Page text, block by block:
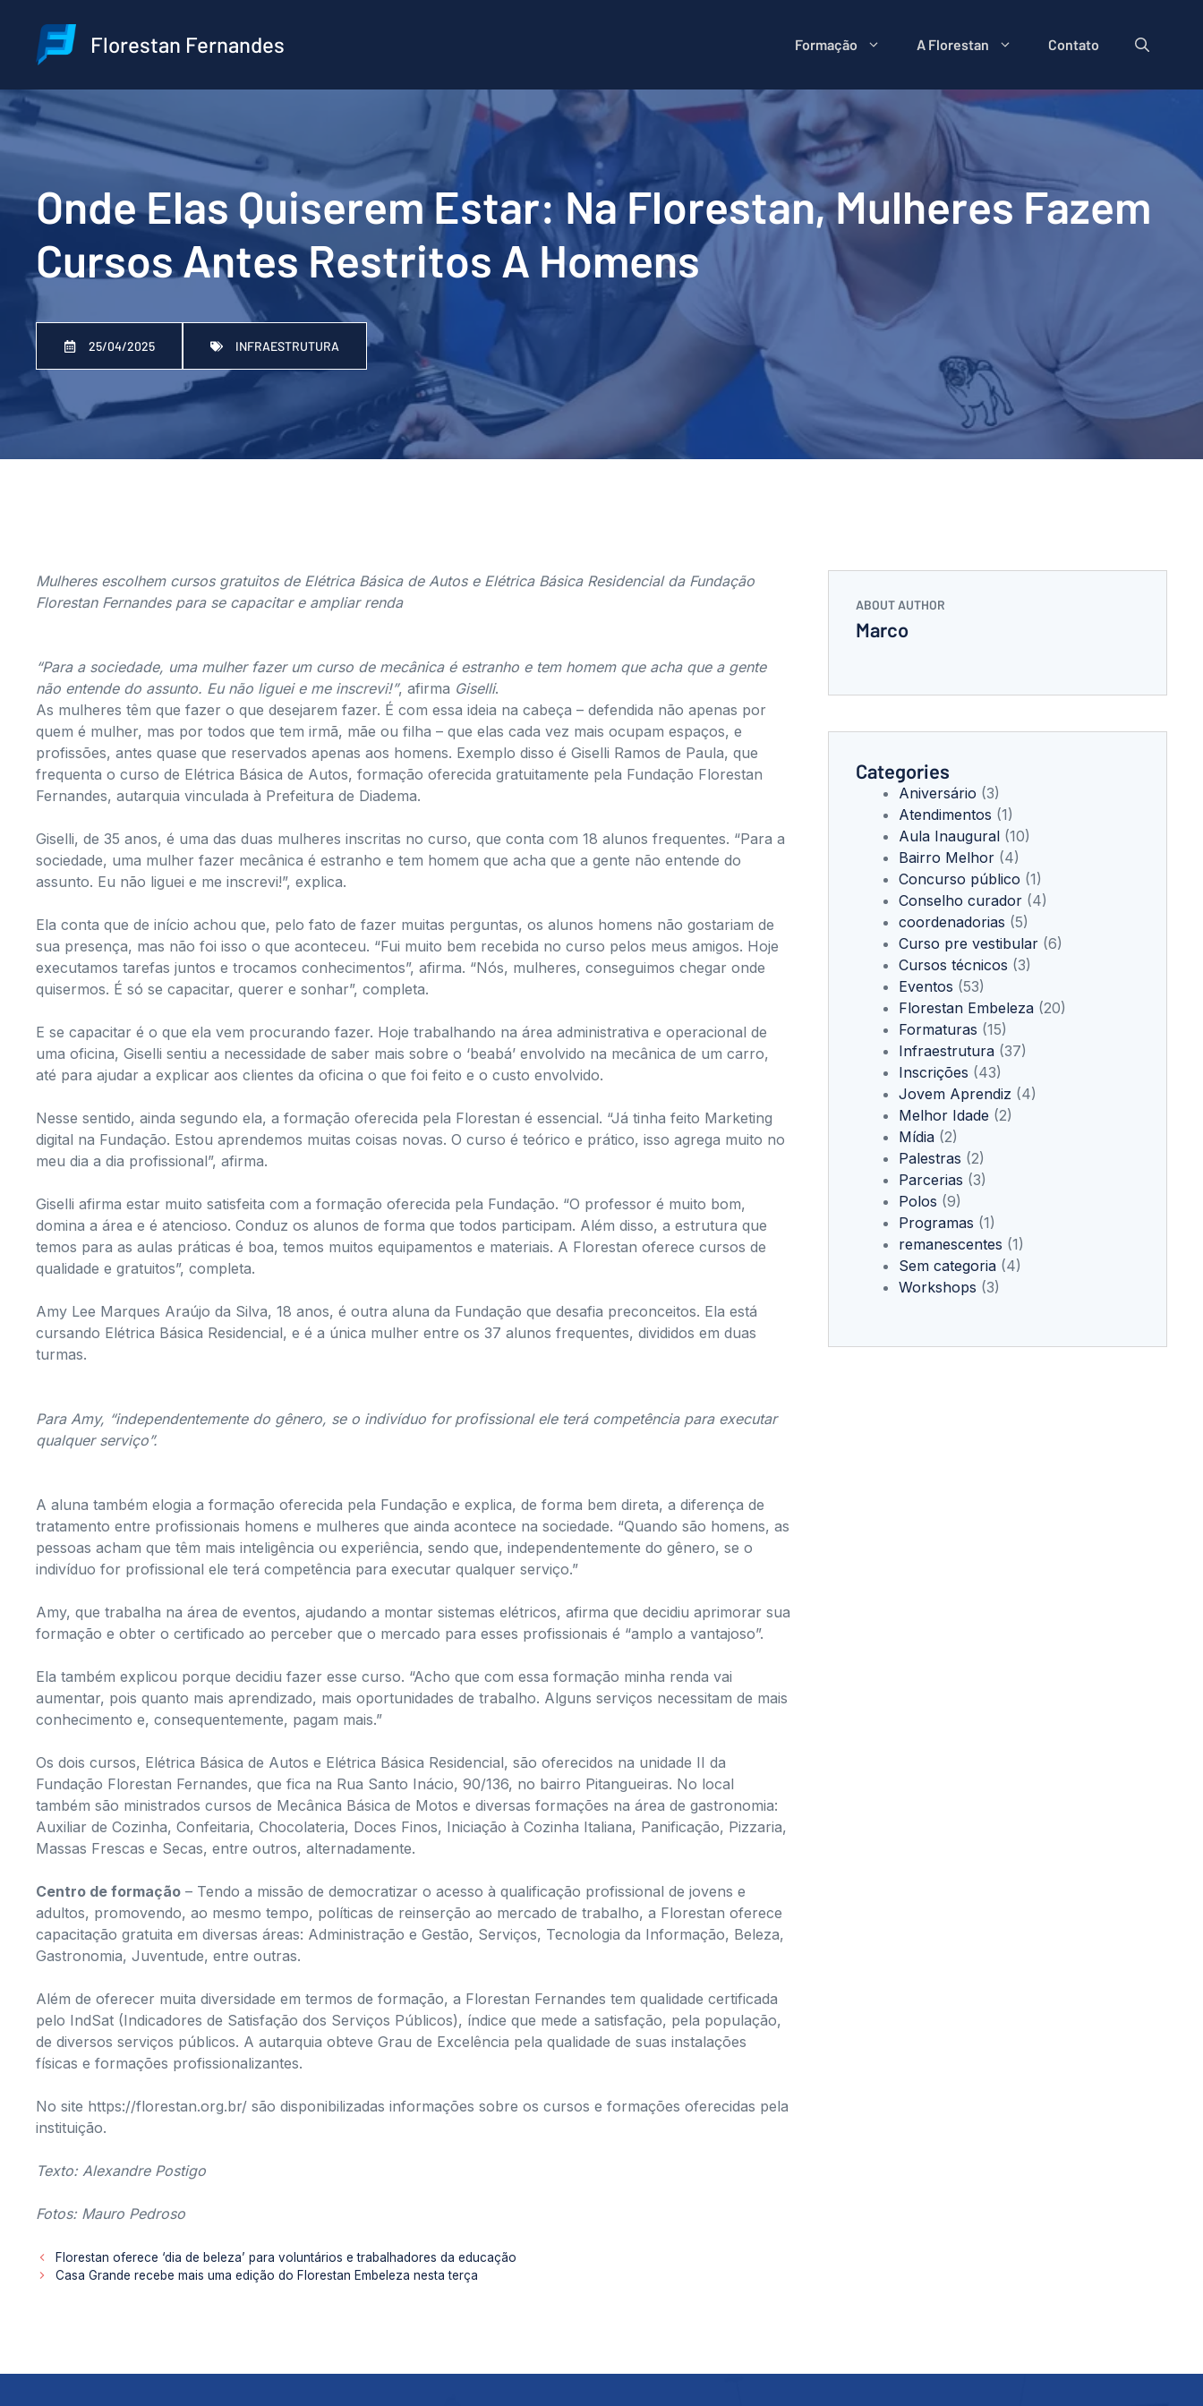
Florestan Fernandes Formação A Florestan Contato
Onde Elas Quiserem Estar: Na Florestan, Mulheres Fazem
Cursos Antes Restritos A Homens
25/04/2025 INFRAESTRUTURA
Mulheres escolhem cursos gratuitos de Elétrica Básica de Autos e Elétrica Básica Residencial da Fundação
Florestan Fernandes para se capacitar e ampliar renda
“Para a sociedade, uma mulher fazer um curso de mecânica é estranho e tem homem que acha que a gente
não entende do assunto. Eu não liguei e me inscrevi!”, afirma Giselli.
As mulheres têm que fazer o que desejarem fazer. É com essa ideia na cabeça – defendida não apenas por
quem é mulher, mas por todos que tem irmã, mãe ou filha – que elas cada vez mais ocupam espaços, e
profissões, antes quase que reservados apenas aos homens. Exemplo disso é Giselli Ramos de Paula, que
frequenta o curso de Elétrica Básica de Autos, formação oferecida gratuitamente pela Fundação Florestan
Fernandes, autarquia vinculada à Prefeitura de Diadema.
Giselli, de 35 anos, é uma das duas mulheres inscritas no curso, que conta com 18 alunos frequentes. “Para a
sociedade, uma mulher fazer mecânica é estranho e tem homem que acha que a gente não entende do
assunto. Eu não liguei e me inscrevi!”, explica.
Ela conta que de início achou que, pelo fato de fazer muitas perguntas, os alunos homens não gostariam de
sua presença, mas não foi isso o que aconteceu. “Fui muito bem recebida no curso pelos meus amigos. Hoje
executamos tarefas juntos e trocamos conhecimentos”, afirma. “Nós, mulheres, conseguimos chegar onde
quisermos. É só se capacitar, querer e sonhar”, completa.
E se capacitar é o que ela vem procurando fazer. Hoje trabalhando na área administrativa e operacional de
uma oficina, Giselli sentiu a necessidade de saber mais sobre o ‘beabá’ envolvido na mecânica de um carro,
até para ajudar a explicar aos clientes da oficina o que foi feito e o custo envolvido.
Nesse sentido, ainda segundo ela, a formação oferecida pela Florestan é essencial. “Já tinha feito Marketing
digital na Fundação. Estou aprendemos muitas coisas novas. O curso é teórico e prático, isso agrega muito no
meu dia a dia profissional”, afirma.
Giselli afirma estar muito satisfeita com a formação oferecida pela Fundação. “O professor é muito bom,
domina a área e é atencioso. Conduz os alunos de forma que todos participam. Além disso, a estrutura que
temos para as aulas práticas é boa, temos muitos equipamentos e materiais. A Florestan oferece cursos de
qualidade e gratuitos”, completa.
Amy Lee Marques Araújo da Silva, 18 anos, é outra aluna da Fundação que desafia preconceitos. Ela está
cursando Elétrica Básica Residencial, e é a única mulher entre os 37 alunos frequentes, divididos em duas
turmas.
Para Amy, “independentemente do gênero, se o indivíduo for profissional ele terá competência para executar
qualquer serviço”.
A aluna também elogia a formação oferecida pela Fundação e explica, de forma bem direta, a diferença de
tratamento entre profissionais homens e mulheres que ainda acontece na sociedade. “Quando são homens, as
pessoas acham que têm mais inteligência ou experiência, sendo que, independentemente do gênero, se o
indivíduo for profissional ele terá competência para executar qualquer serviço.”
Amy, que trabalha na área de eventos, ajudando a montar sistemas elétricos, afirma que decidiu aprimorar sua
formação e obter o certificado ao perceber que o mercado para esses profissionais é “amplo a vantajoso”.
Ela também explicou porque decidiu fazer esse curso. “Acho que com essa formação minha renda vai
aumentar, pois quanto mais aprendizado, mais oportunidades de trabalho. Alguns serviços necessitam de mais
conhecimento e, consequentemente, pagam mais.”
Os dois cursos, Elétrica Básica de Autos e Elétrica Básica Residencial, são oferecidos na unidade II da
Fundação Florestan Fernandes, que fica na Rua Santo Inácio, 90/136, no bairro Pitangueiras. No local
também são ministrados cursos de Mecânica Básica de Motos e diversas formações na área de gastronomia:
Auxiliar de Cozinha, Confeitaria, Chocolateria, Doces Finos, Iniciação à Cozinha Italiana, Panificação, Pizzaria,
Massas Frescas e Secas, entre outros, alternadamente.
Centro de formação – Tendo a missão de democratizar o acesso à qualificação profissional de jovens e
adultos, promovendo, ao mesmo tempo, políticas de reinserção ao mercado de trabalho, a Florestan oferece
capacitação gratuita em diversas áreas: Administração e Gestão, Serviços, Tecnologia da Informação, Beleza,
Gastronomia, Juventude, entre outras.
Além de oferecer muita diversidade em termos de formação, a Florestan Fernandes tem qualidade certificada
pelo IndSat (Indicadores de Satisfação dos Serviços Públicos), índice que mede a satisfação, pela população,
de diversos serviços públicos. A autarquia obteve Grau de Excelência pela qualidade de suas instalações
físicas e formações profissionalizantes.
No site https://florestan.org.br/ são disponibilizadas informações sobre os cursos e formações oferecidas pela
instituição.
Texto: Alexandre Postigo
Fotos: Mauro Pedroso
Florestan oferece ‘dia de beleza’ para voluntários e trabalhadores da educação
Casa Grande recebe mais uma edição do Florestan Embeleza nesta terça
ABOUT AUTHOR
Marco
Categories
Aniversário (3)
Atendimentos (1)
Aula Inaugural(10)
Bairro Melhor(4)
Concurso público (1)
Conselho curador(4)
coordenadorias (5)
Curso pre vestibular(6)
Cursos técnicos (3)
Eventos (53)
Florestan Embeleza(20)
Formaturas (15)
Infraestrutura(37)
Inscrições (43)
Jovem Aprendiz (4)
Melhor Idade (2)
Mídia(2)
Palestras (2)
Parcerias (3)
Polos (9)
Programas (1)
remanescentes (1)
Sem categoria(4)
Workshops (3)